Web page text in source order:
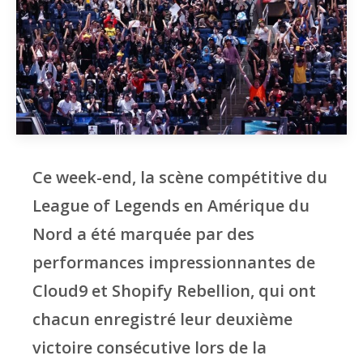
Ce week-end, la scène compétitive du
League of Legends en Amérique du
Nord a été marquée par des
performances impressionnantes de
Cloud9 et Shopify Rebellion, qui ont
chacun enregistré leur deuxième
victoire consécutive lors de la